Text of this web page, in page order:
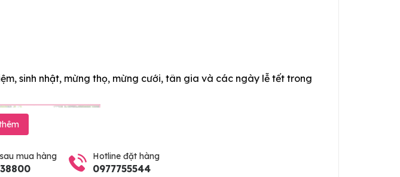
sinh nhật, mừng thọ, mừng cưới, tân gia và các ngày lễ tết trong
mua hàng Hotline đặt hàng
0977755544